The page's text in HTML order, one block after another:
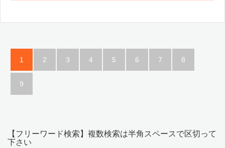
1 2 3 4 5 6 7 8
9
【フリーワード検索】複数検索は半角スペースで区切って
下さい